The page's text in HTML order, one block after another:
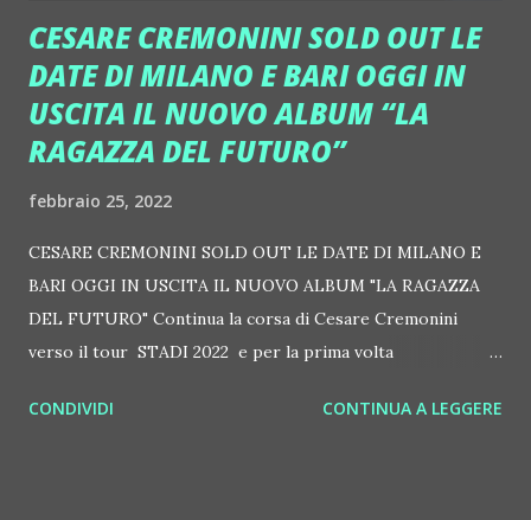
CESARE CREMONINI SOLD OUT LE
DATE DI MILANO E BARI OGGI IN
USCITA IL NUOVO ALBUM “LA
RAGAZZA DEL FUTURO”
febbraio 25, 2022
CESARE CREMONINI SOLD OUT LE DATE DI MILANO E
BARI OGGI IN USCITA IL NUOVO ALBUM "LA RAGAZZA
DEL FUTURO" Continua la corsa di Cesare Cremonini
verso il tour STADI 2022 e per la prima volta
oltre 50 mila biglietti venduti solo per questa data e sold
CONDIVIDI CONTINUA A LEGGERE